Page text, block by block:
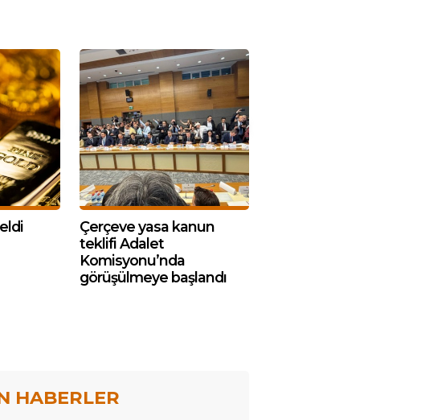
Çerçeve yasa kanun
teklifi Adalet
Komisyonu’nda
görüşülmeye başlandı
HABERLER